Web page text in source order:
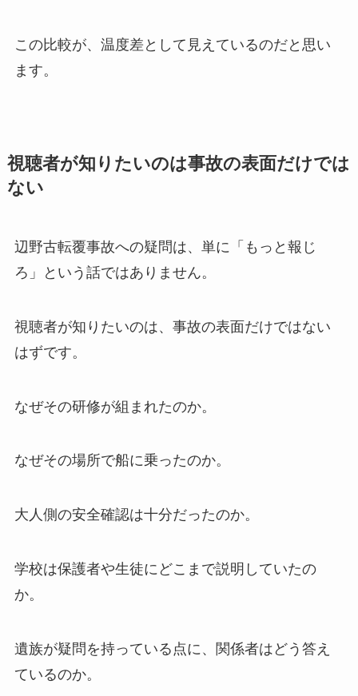
この比較が、温度差として見えているのだと思い
ます。
視聴者が知りたいのは事故の表面だけでは
ない
辺野古転覆事故への疑問は、単に「もっと報じ
ろ」という話ではありません。
視聴者が知りたいのは、事故の表面だけではない
はずです。
なぜその研修が組まれたのか。
なぜその場所で船に乗ったのか。
大人側の安全確認は十分だったのか。
学校は保護者や生徒にどこまで説明していたの
か。
遺族が疑問を持っている点に、関係者はどう答え
ているのか。